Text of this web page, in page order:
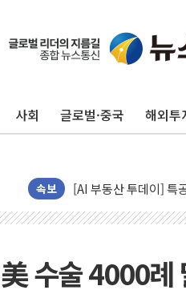
사회 글로벌·중국 해외투
속보
황희 '폐버스 청년주택
폭염 누그러지고 가
신길동 신축도 3.3㎡
[코인시황] 비트코인
[베트남 증시] 유동성
후티 반군, 예멘 정부
42.5도 역대급 폭염…
수술 4000례